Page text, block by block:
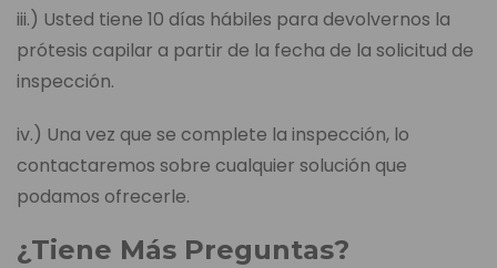
iii.) Usted tiene 10 días hábiles para devolvernos la
prótesis capilar a partir de la fecha de la solicitud de
inspección.
iv.) Una vez que se complete la inspección, lo
contactaremos sobre cualquier solución que
podamos ofrecerle.
¿Tiene Más Preguntas?